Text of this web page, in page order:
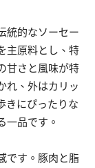
統的なソーセー
主原料とし、特
甘さと風味が特
れ、外はカリッ
きにぴったりな
一品です。
です。豚肉と脂